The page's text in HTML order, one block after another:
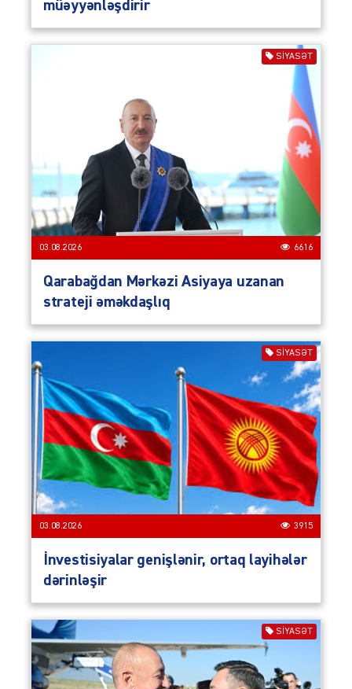
müəyyənləşdirir
SIYASƏT
03.08.2026 6616
Qarabağdan Mərkəzi Asiyaya uzanan
strateji əməkdaşlıq
SIYASƏT
03.08.2026 3915
İnvestisiyalar genişlənir, ortaq layihələr
dərinləşir
SIYASƏT